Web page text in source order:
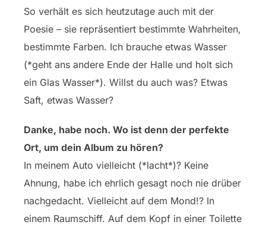
So verhält es sich heutzutage auch mit der
Poesie – sie repräsentiert bestimmte Wahrheiten,
bestimmte Farben. Ich brauche etwas Wasser
(*geht ans andere Ende der Halle und holt sich
ein Glas Wasser*). Willst du auch was? Etwas
Saft, etwas Wasser?
Danke, habe noch. Wo ist denn der perfekte
Ort, um dein Album zu hören?
In meinem Auto vielleicht (*lacht*)? Keine
Ahnung, habe ich ehrlich gesagt noch nie drüber
nachgedacht. Vielleicht auf dem Mond!? In
einem Raumschiff. Auf dem Kopf in einer Toilette